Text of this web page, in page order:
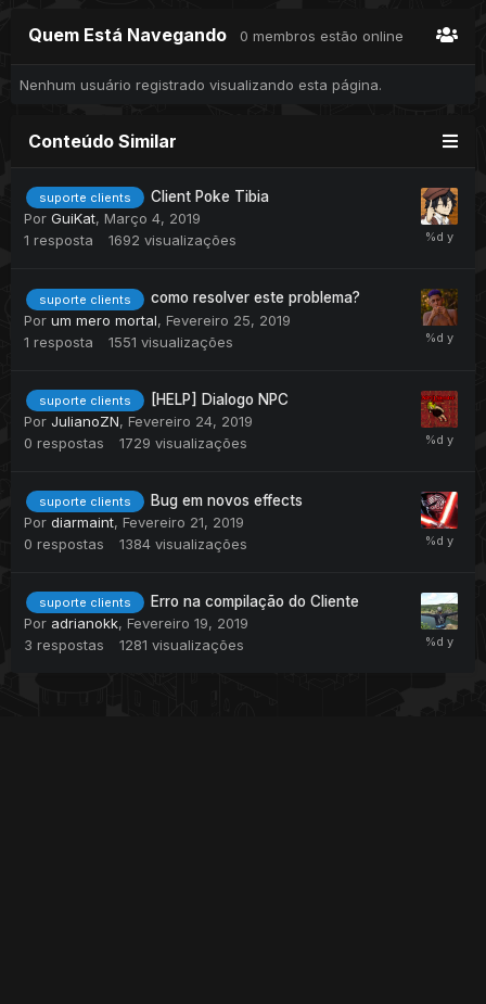
Quem Está Navegando 0 membros estão online
Nenhum usuário registrado visualizando esta página.
Conteúdo Similar
suporte clients
Client Poke Tibia
Por GuiKat, Março 4, 2019
1 resposta 1692 visualizações
suporte clients
como resolver este problema?
Por um mero mortal, Fevereiro 25, 2019
1 resposta 1551 visualizações
suporte clients
[HELP] Dialogo NPC
Por JulianoZN, Fevereiro 24, 2019
0 respostas 1729 visualizações
suporte clients
Bug em novos effects
Por diarmaint, Fevereiro 21, 2019
0 respostas 1384 visualizações
suporte clients
Erro na compilação do Cliente
Por adrianokk, Fevereiro 19, 2019
3 respostas 1281 visualizações